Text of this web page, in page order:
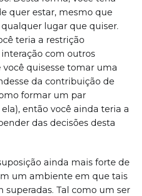
quer estar, mesmo que
lugar que quiser.
teria a restrição
com outros
quisesse tomar uma
da contribuição de
formar um par
então você ainda teria a
das decisões desta
ainda mais forte de
um ambiente em que tais
superadas. Tal como um ser